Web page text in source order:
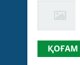
ҚОҒАМ